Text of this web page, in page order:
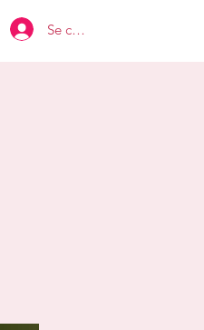
Se connecter